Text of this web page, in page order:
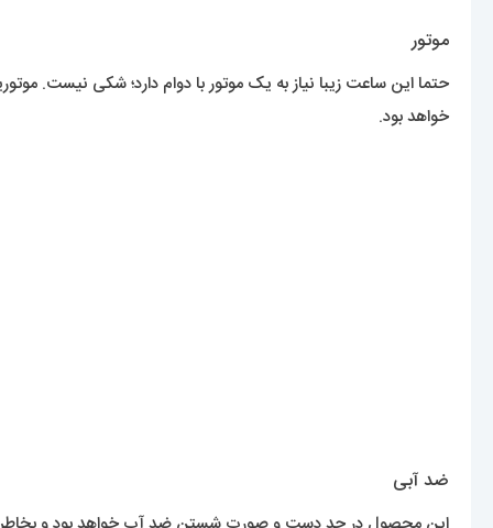
موتور